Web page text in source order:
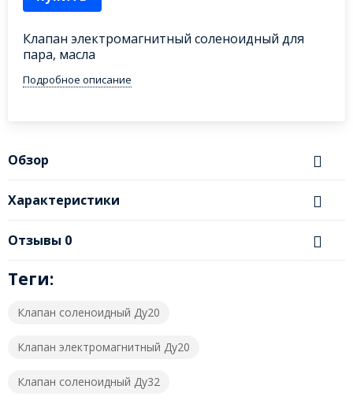
Клапан электромагнитный соленоидный для
пара, масла
Подробное описание
Обзор
Характеристики
Отзывы 0
Теги:
Клапан соленоидный Ду20
Клапан электромагнитный Ду20
Клапан соленоидный Ду32